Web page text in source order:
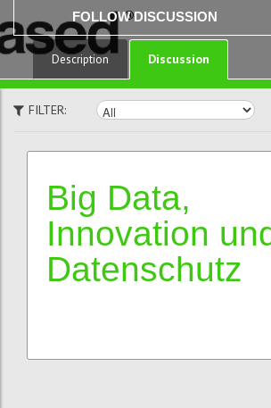
FOLLOW DISCUSSION
Description Discussion
FILTER:
Big Data,
Innovation
Datenschutz